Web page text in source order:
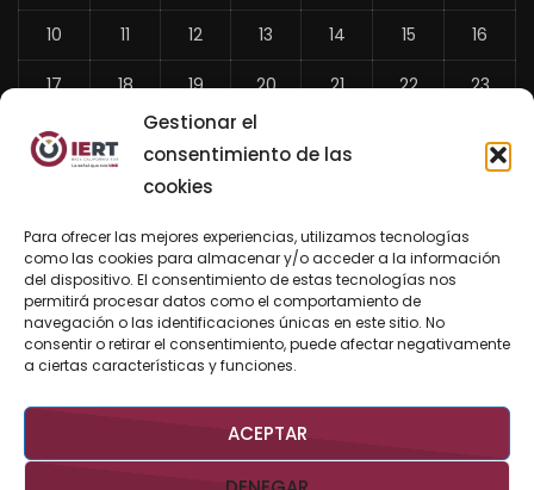
Gestionar el
consentimiento de las
cookies
Para ofrecer las mejores experiencias, utilizamos tecnologías
como las cookies para almacenar y/o acceder a la información
del dispositivo. El consentimiento de estas tecnologías nos
permitirá procesar datos como el comportamiento de
navegación o las identificaciones únicas en este sitio. No
consentir o retirar el consentimiento, puede afectar negativamente
a ciertas características y funciones.
ACEPTAR
10 11 12 13 14 15 16
17 18 19 20 21 22 23
24 26 27
«
Jul
BUSCAR AHORA